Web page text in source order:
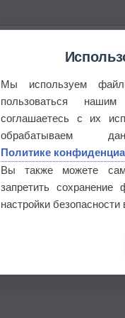
Мы используем
пользоваться
соглашаетесь с их
обрабатываем
Политике
Вы также можете
запретить
настройки